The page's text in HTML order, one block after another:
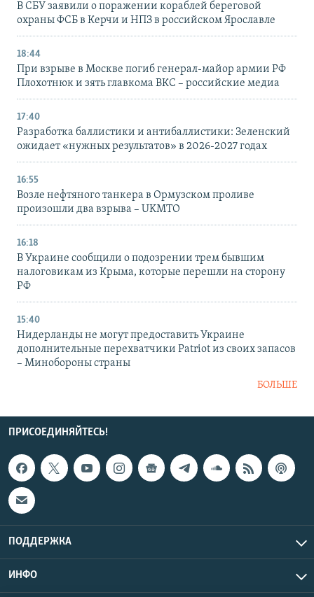
В СБУ заявили о поражении кораблей береговой
охраны ФСБ в Керчи и НПЗ в российском Ярославле
18:44
При взрыве в Москве погиб генерал-майор армии РФ
Плохотнюк и зять главкома ВКС – российские медиа
17:40
Разработка баллистики и антибаллистики: Зеленский
ожидает «нужных результатов» в 2026-2027 годах
16:55
Возле нефтяного танкера в Ормузском проливе
произошли два взрыва – UKMTO
16:18
В Украине сообщили о подозрении трем бывшим
налоговикам из Крыма, которые перешли на сторону
РФ
15:40
Нидерланды не могут предоставить Украине
дополнительные перехватчики Patriot из своих запасов
– Минобороны страны
БОЛЬШЕ
ПРИСОЕДИНЯЙТЕСЬ!
ПОДДЕРЖКА
ИНФО